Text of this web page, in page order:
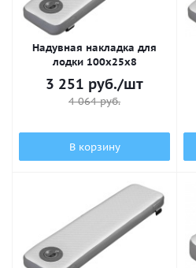
Надувная накладка для
лодки 100х25x8
3 251 руб./шт
4 064руб.
В корзину